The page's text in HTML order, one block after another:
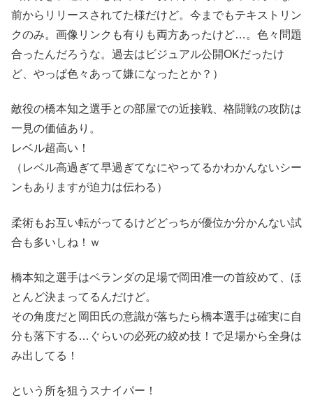
前からリリースされてた様だけど。今までもテキストリン
クのみ。画像リンクも有りも両方あったけど…。色々問題
合ったんだろうな。過去はビジュアル公開OKだったけ
ど、やっぱ色々あって嫌になったとか？）
敵役の橋本知之選手との部屋での近接戦、格闘戦の攻防は
一見の価値あり。
レベル超高い！
（レベル高過ぎて早過ぎてなにやってるかわかんないシー
ンもありますが迫力は伝わる）
柔術もお互い転がってるけどどっちが優位か分かんない試
合も多いしね！ｗ
橋本知之選手はベランダの足場で岡田准一の首絞めて、ほ
とんど決まってるんだけど。
その角度だと岡田氏の意識が落ちたら橋本選手は確実に自
分も落下する…ぐらいの必死の絞め技！で足場から全身は
み出してる！
という所を狙うスナイパー！